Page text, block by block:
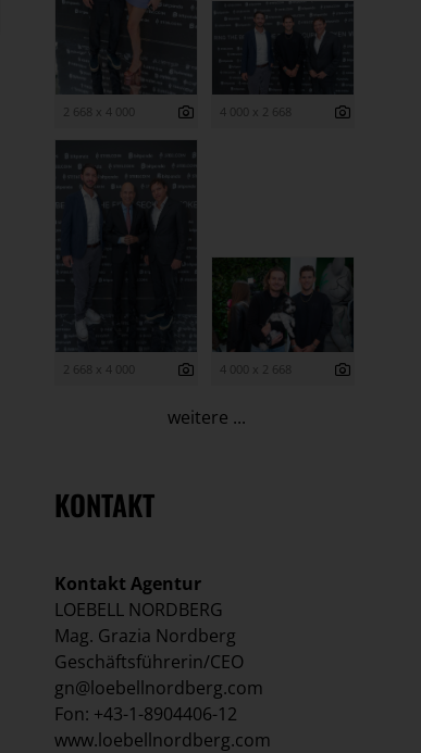
2 668 x 4 000 4 000 x 2 668
2 668 x 4 000 4 000 x 2 668
weitere ...
KONTAKT
Kontakt Agentur
LOEBELL NORDBERG
Mag. Grazia Nordberg
Geschäftsführerin/CEO
gn@loebellnordberg.com
Fon: +43-1-8904406-12
www.loebellnordberg.com